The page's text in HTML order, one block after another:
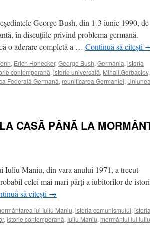
’50
George Bush, din 1-3 iunie 1990, de
în discuţiile privind problema germană.
o aderare completă a … Continuă să citești
, Erich Honecker, George Bush, Germania, istoria
contemporană, istorie universală, Mihail Gorbaciov,
Federală Germană, reunificarea Germaniei, Uniunea
CASĂ PÂNĂ LA
Iuliu Maniu, din vara anului 1971, a trecut
celei mai mari părţi a iubitorilor de
să citești →
lui Iuliu Maniu, istoria comunismului, istoria
, istorie contemporană, Iuliu Maniu, mormântul lui Iuliu